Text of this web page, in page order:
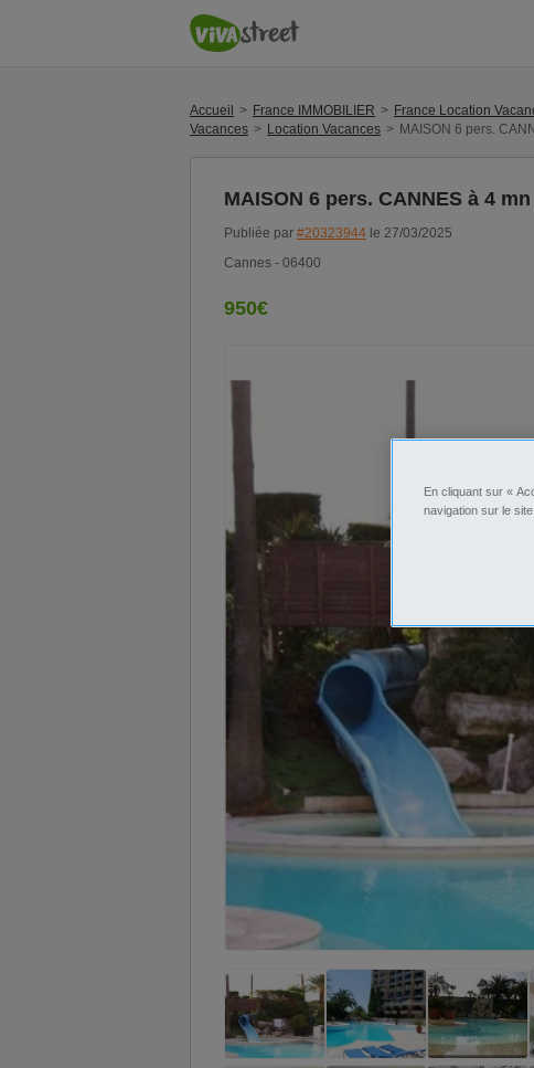
Accueil France IMMOBILIER France Location
Vacances
Location Vacances MAISON 6 pers.
MAISON 6 pers. CANNES à 4
Publiée par #20323944 le 27/03/2025
Cannes - 06400
950€
En cliquant sur «
navigation sur le